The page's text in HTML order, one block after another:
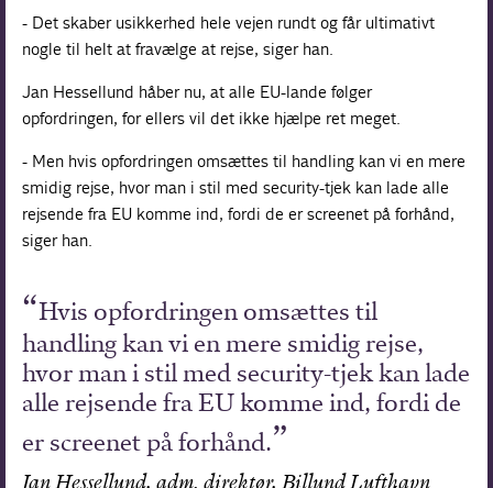
- Det skaber usikkerhed hele vejen rundt og får ultimativt
nogle til helt at fravælge at rejse, siger han.
Jan Hessellund håber nu, at alle EU-lande følger
opfordringen, for ellers vil det ikke hjælpe ret meget.
- Men hvis opfordringen omsættes til handling kan vi en mere
smidig rejse, hvor man i stil med security-tjek kan lade alle
rejsende fra EU komme ind, fordi de er screenet på forhånd,
siger han.
Hvis opfordringen omsættes til
handling kan vi en mere smidig rejse,
hvor man i stil med security-tjek kan lade
alle rejsende fra EU komme ind, fordi de
er screenet på forhånd.
Jan Hessellund, adm. direktør, Billund Lufthavn